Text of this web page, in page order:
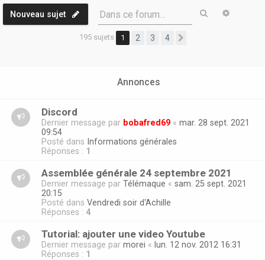
Nouveau sujet Dans ce forum… Rechercher
195 sujets 1 2 3 4
Annonces
Discord
Dernier message par bobafred69 « mar. 28 sept. 2021
09:54
Posté dans Informations générales
Réponses : 1
Assemblée générale 24 septembre 2021
Dernier message par Télémaque « sam. 25 sept. 2021
20:15
Posté dans Vendredi soir d'Achille
Réponses : 4
Tutorial: ajouter une video Youtube
Dernier message par morei « lun. 12 nov. 2012 16:31
Réponses : 1